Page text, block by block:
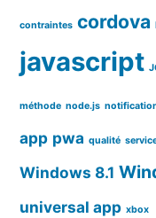
contraintes cordova
javascript
méthode node.js
app pwa qualité
Windows 8.1
universal app xbox